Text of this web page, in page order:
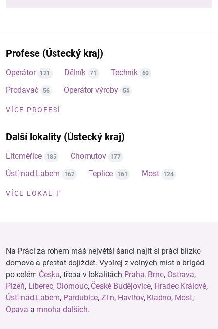
Profese (Ústecký kraj)
Operátor 121 Dělník 71 Technik 60
Prodavač 56 Operátor výroby 54
VÍCE PROFESÍ
Další lokality (Ústecký kraj)
Litoměřice 185 Chomutov 177
Ústí nad Labem 162 Teplice 161 Most 124
VÍCE LOKALIT
Na Práci za rohem máš největší šanci najít si práci blízko
domova a přestat dojíždět. Vybírej z volných míst a brigád
po celém Česku, třeba v lokalitách Praha, Brno, Ostrava,
Plzeň, Liberec, Olomouc, České Budějovice, Hradec Králové,
Ústí nad Labem, Pardubice, Zlín, Havířov, Kladno, Most,
Opava a mnoha dalších.